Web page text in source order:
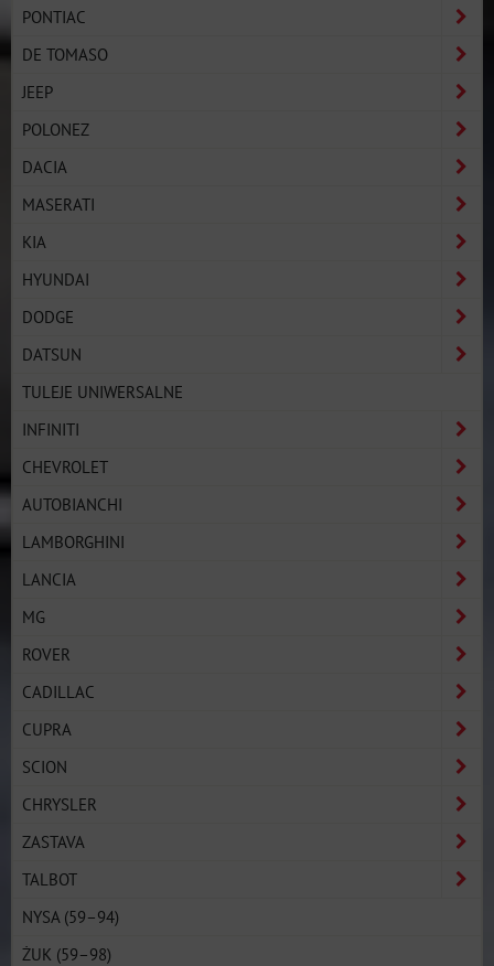
PONTIAC
DE TOMASO
JEEP
POLONEZ
DACIA
MASERATI
KIA
HYUNDAI
DODGE
DATSUN
TULEJE UNIWERSALNE
INFINITI
CHEVROLET
AUTOBIANCHI
LAMBORGHINI
LANCIA
MG
ROVER
CADILLAC
CUPRA
SCION
CHRYSLER
ZASTAVA
TALBOT
NYSA (59–94)
ŻUK (59–98)